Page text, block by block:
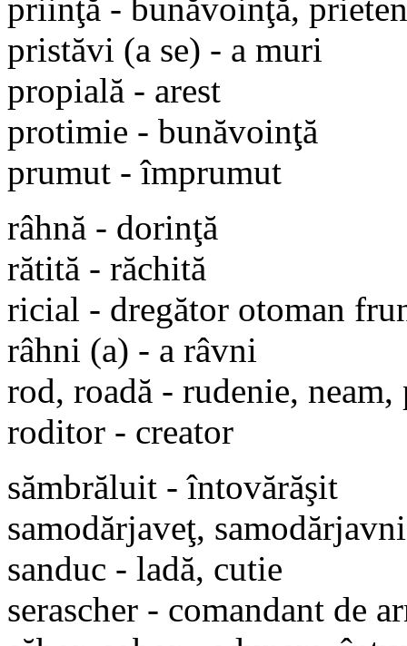
priinţă - bunăvoinţă,
pristăvi (a se) - a muri
propială - arest
protimie - bunăvoinţă
prumut - împrumut
râhnă - dorinţă
rătită - răchită
ricial - dregător otoman
râhni (a) - a râvni
rod, roadă - rudenie, neam,
roditor - creator
sămbrăluit - întovărăşit
samodărjaveţ,
sanduc - ladă, cutie
serascher - comandant de